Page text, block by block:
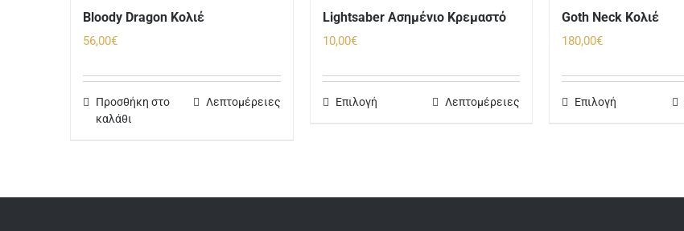
Bloody Dragon Κολιέ
56,00€
Προσθήκη στο
καλάθι
Λεπτομέρειες
Lightsaber Ασημένιο Κρεμαστό
10,00€
Επιλογή Λεπτομέρειες
Goth Neck Κολιέ
180,00€
Επιλογή